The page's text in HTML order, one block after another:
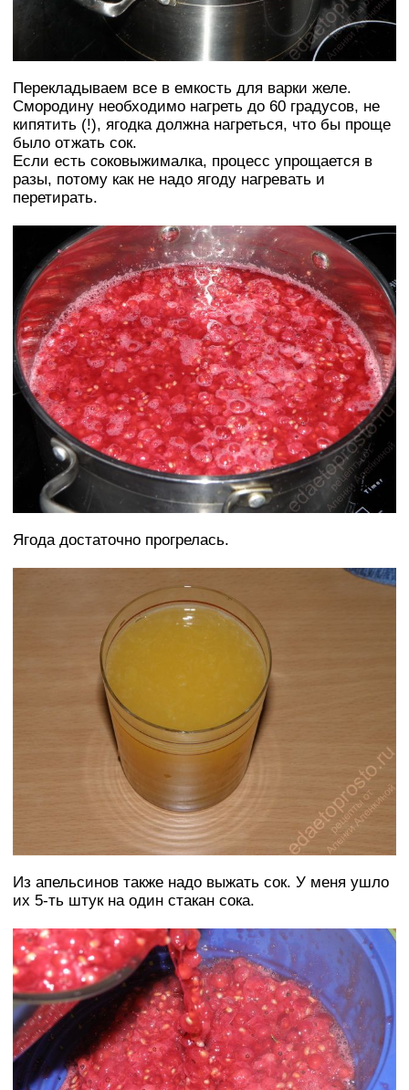
Перекладываем все в емкость для варки желе.
Смородину необходимо нагреть до 60 градусов, не
кипятить (!), ягодка должна нагреться, что бы проще
было отжать сок.
Если есть соковыжималка, процесс упрощается в
разы, потому как не надо ягоду нагревать и
перетирать.
Ягода достаточно прогрелась.
Из апельсинов также надо выжать сок. У меня ушло
их 5-ть штук на один стакан сока.